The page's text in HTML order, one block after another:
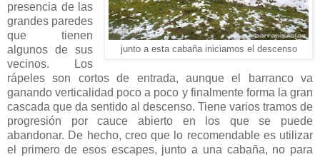
junto a esta cabaña iniciamos el descenso
presencia de las
grandes paredes
que tienen
algunos de sus
vecinos. Los
rápeles son cortos de entrada, aunque el barranco va
ganando verticalidad poco a poco y finalmente forma la gran
cascada que da sentido al descenso. Tiene varios tramos de
progresión por cauce abierto en los que se puede
abandonar. De hecho, creo que lo recomendable es utilizar
el primero de esos escapes, junto a una cabaña, no para